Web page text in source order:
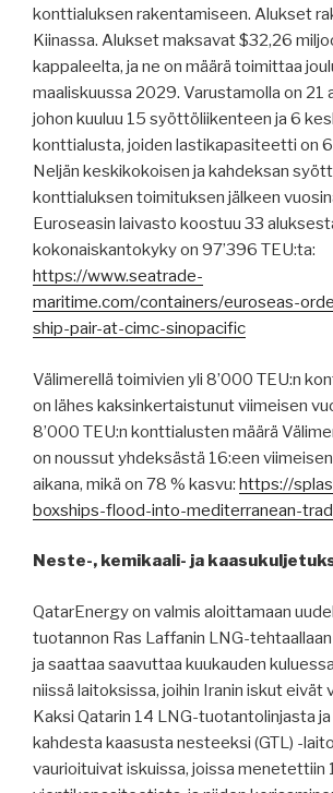
konttialuksen rakentamiseen. Alukset
Kiinassa. Alukset maksavat $32,26
kappaleelta, ja ne on määrä toimittaa
maaliskuussa 2029. Varustamolla on 21
johon kuuluu 15 syöttöliikenteen ja 6
konttialusta, joiden lastikapasiteetti on
Neljän keskikokoisen ja kahdeksan
konttialuksen toimituksen jälkeen
Euroseasin laivasto koostuu 33
kokonaiskantokyky on 97’396 TEU:ta:
https://www.seatrade-
maritime.com/containers/euroseas-
ship-pair-at-cimc-sinopacific
Välimerellä toimivien yli 8’000 TEU:n
on lähes kaksinkertaistunut viimeisen
8’000 TEU:n konttialusten määrä
on noussut yhdeksästä 16:een
aikana, mikä on 78 % kasvu: https://
boxships-flood-into-mediterranean-
Neste-, kemikaali- ja
QatarEnergy on valmis aloittamaan
tuotannon Ras Laffanin LNG-
ja saattaa saavuttaa kuukauden
niissä laitoksissa, joihin Iranin iskut eivät
Kaksi Qatarin 14 LNG-tuotantolinjasta
kahdesta kaasusta nesteeksi (GTL) -
vaurioituivat iskuissa, joissa menetettiin